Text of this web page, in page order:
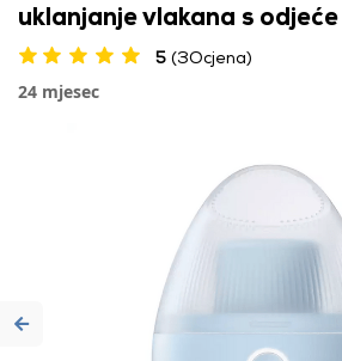
uklanjanje vlakana s odjeće
5 (3Ocjena)
24 mjesec
Previous